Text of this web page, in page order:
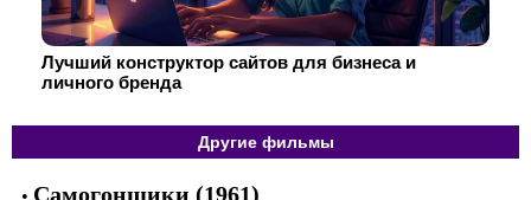
Лучший конструктор сайтов для бизнеса и
личного бренда
Другие фильмы
• Самогонщики (1961)